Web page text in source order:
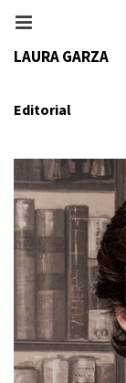
LAURA GARZA
Editorial